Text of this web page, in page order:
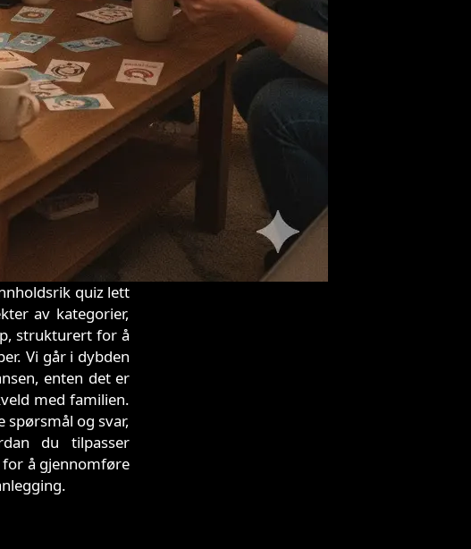
quiz lett
av kategorier,
strukturert for å
Vi går i dybden
enten det er
med familien.
spørsmål og svar,
du tilpasser
å gjennomføre